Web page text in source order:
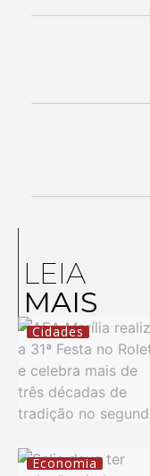
LEIA
MAIS
Cidades
Economia